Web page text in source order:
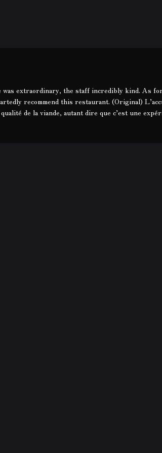
was extraordinary, the staff incredibly kind. As
recommend this restaurant. (Original)
de la viande, autant dire que c’est une